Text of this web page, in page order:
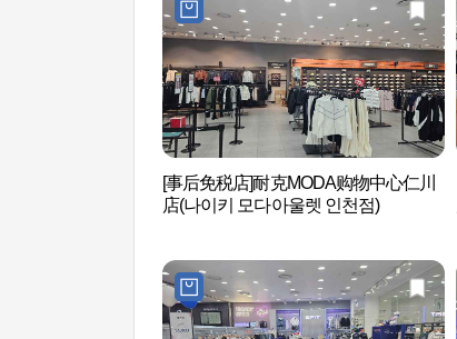
[事后免税店]耐克MODA购物中心仁川
店(나이키 모다아울렛 인천점)